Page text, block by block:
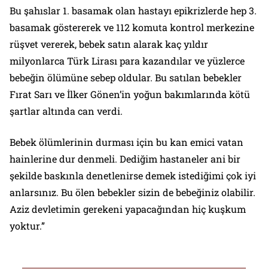
Bu şahıslar 1. basamak olan hastayı epikrizlerde hep 3.
basamak göstererek ve 112 komuta kontrol merkezine
rüşvet vererek, bebek satın alarak kaç yıldır
milyonlarca Türk Lirası para kazandılar ve yüzlerce
bebeğin ölümüne sebep oldular. Bu satılan bebekler
Fırat Sarı ve İlker Gönen’in yoğun bakımlarında kötü
şartlar altında can verdi.
Bebek ölümlerinin durması için bu kan emici vatan
hainlerine dur denmeli. Dediğim hastaneler ani bir
şekilde baskınla denetlenirse demek istediğimi çok iyi
anlarsınız. Bu ölen bebekler sizin de bebeğiniz olabilir.
Aziz devletimin gerekeni yapacağından hiç kuşkum
yoktur.”